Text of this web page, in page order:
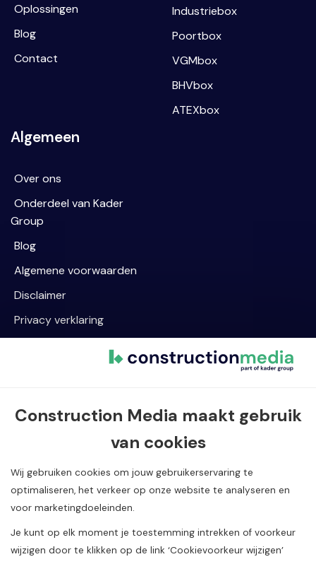
Oplossingen
Blog
Contact
Industriebox
Poortbox
VGMbox
BHVbox
ATEXbox
Algemeen
Over ons
Onderdeel van Kader
Group
Blog
Algemene voorwaarden
Disclaimer
Privacy verklaring
Van Dijklaan 5, 5581 WG Waalre
040 720 08 55
info@constructionmedia.nl
Construction Media maakt gebruik
van cookies
Wij gebruiken cookies om jouw gebruikerservaring te
optimaliseren, het verkeer op onze website te analyseren en
voor marketingdoeleinden.
Je kunt op elk moment je toestemming intrekken of voorkeur
wijzigen door te klikken op de link ‘Cookievoorkeur wijzigen’